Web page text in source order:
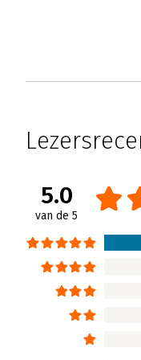
Veerle
naar
nu de
legt hij
5.0
van de 5